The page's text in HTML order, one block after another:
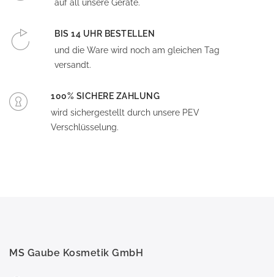
auf all unsere Geräte.
BIS 14 UHR BESTELLEN
und die Ware wird noch am gleichen Tag
versandt.
100% SICHERE ZAHLUNG
wird sichergestellt durch unsere PEV
Verschlüsselung.
MS Gaube Kosmetik GmbH